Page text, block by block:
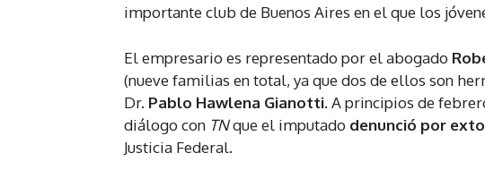
importante club de Buenos Aires en el que los
El empresario es representado por el abogado
(nueve familias en total, ya que dos de ellos son
Dr. Pablo Hawlena Gianotti. A principios de
diálogo con TNque el imputado denunció por
Justicia Federal.